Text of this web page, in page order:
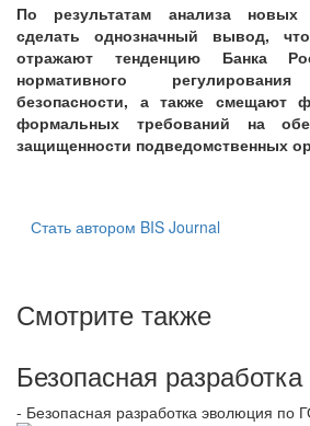
По результатам анализа новых
сделать однозначный вывод,
отражают тенденцию Банка
нормативного
безопасности, а также смещают
формальных требований на
защищенности подведомственных
Стать автором BIS Journal
Смотрите также
Безопасная разработка
- Безопасная разработка эволюция по